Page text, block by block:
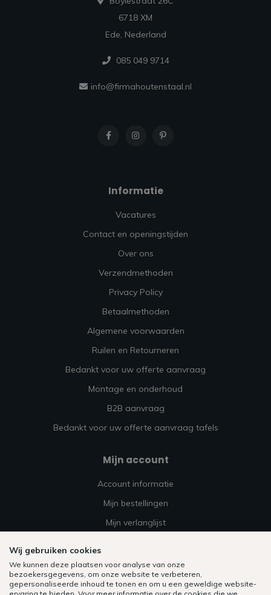
6718 XM
Ede, Nederland
085 049 9714
info@firmahoutenstaal.nl
Informatie
Vacatures
Contact en openingstijden
Over ons
Verzendmethoden
Privacy Policy
Betaalmethoden
Algemene voorwaarden
Ruilen en Retourneren
Bedankt voor uw offerte aanvraag
Montage en onderhoud
B2B aanvraag
Bedankt voor uw offerte aanvraag tafels
Mijn account
Account informatie
Mijn bestellingen
Mijn verlanglijst
Alle producten
Wij gebruiken cookies
We kunnen deze plaatsen voor analyse van onze
bezoekersgegevens, om onze website te verbeteren,
gepersonaliseerde inhoud te tonen en om u een geweldige website-